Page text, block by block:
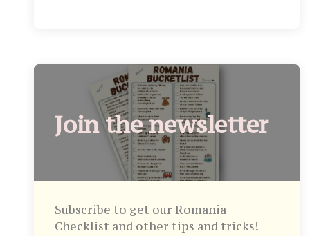
Join the newsletter
Subscribe to get our Romania
Checklist and other tips and tricks!